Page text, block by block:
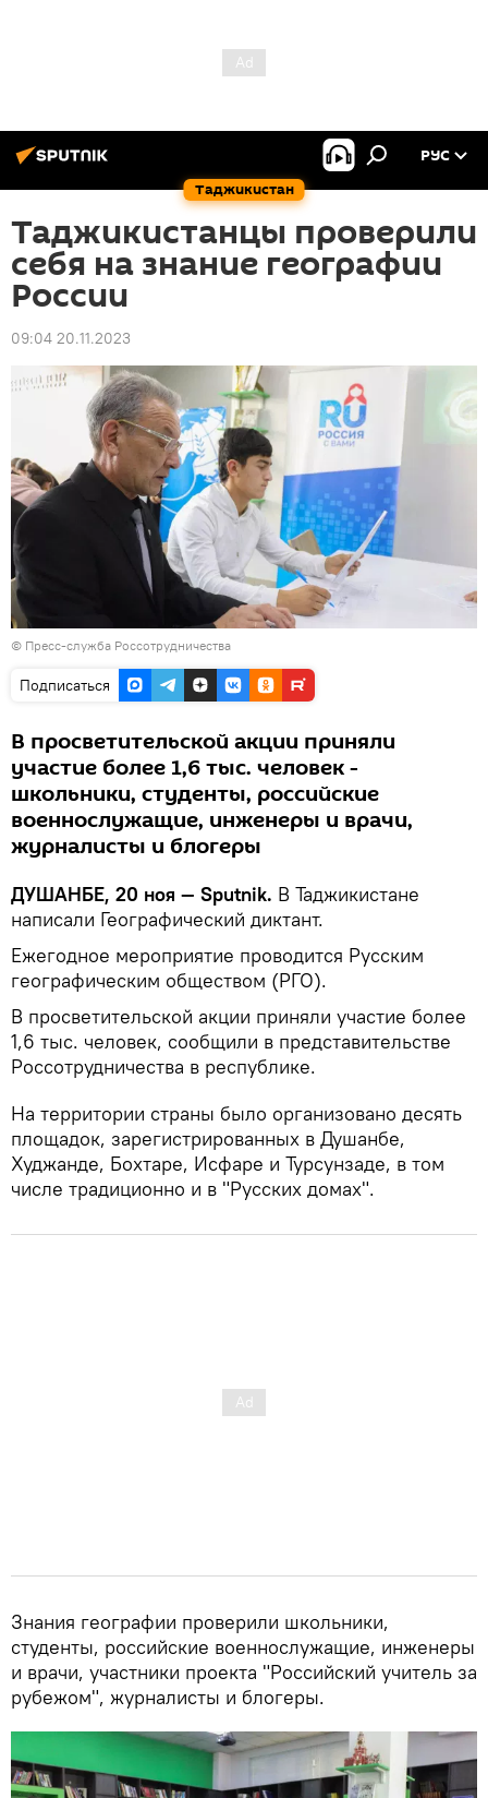
Таджикистан
РУС
Таджикистанцы проверили
себя на знание географии
России
09:04 20.11.2023
© Пресс-служба Россотрудничества
Подписаться
В просветительской акции приняли
участие более 1,6 тыс. человек -
школьники, студенты, российские
военнослужащие, инженеры и врачи,
журналисты и блогеры
ДУШАНБЕ, 20 ноя — Sputnik. В Таджикистане
написали Географический диктант.
Ежегодное мероприятие проводится Русским
географическим обществом (РГО).
В просветительской акции приняли участие более
1,6 тыс. человек, сообщили в представительстве
Россотрудничества в республике.
На территории страны было организовано десять
площадок, зарегистрированных в Душанбе,
Худжанде, Бохтаре, Исфаре и Турсунзаде, в том
числе традиционно и в "Русских домах".
Знания географии проверили школьники,
студенты, российские военнослужащие, инженеры
и врачи, участники проекта "Российский учитель за
рубежом", журналисты и блогеры.